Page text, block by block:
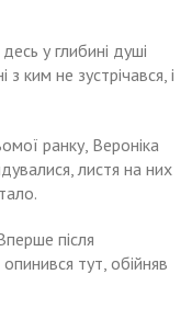
у глибині душі
ким не зустрічався, і
ранку, Вероніка
листя на них
після
тут, обійняв